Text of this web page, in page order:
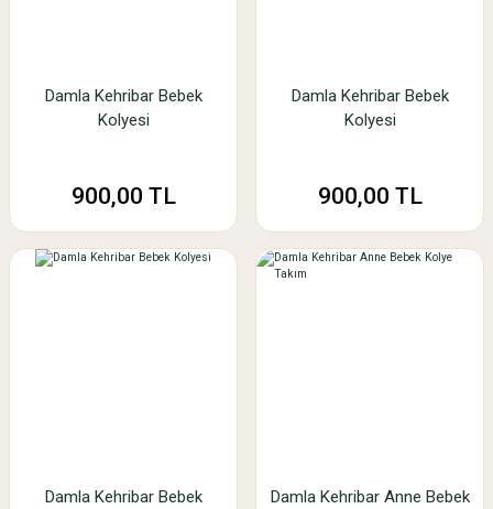
Damla Kehribar Bebek
Kolyesi
900,00 TL
Damla Kehribar Bebek
Kolyesi
900,00 TL
Damla Kehribar Bebek
Damla Kehribar Anne Bebek